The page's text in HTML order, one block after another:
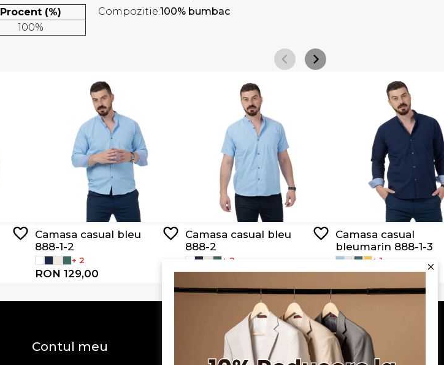
Procent (%)
100%
Compozitie:100% bumbac
Camasa casual bleu
888-1-2
+ 2
RON 129,00
Camasa casual bleu
888-2
+ 2
RON 119,00
Camasa casual
bleumarin 888-1-3
+ 1
RON 129,00
Contul meu Serviciu clienți